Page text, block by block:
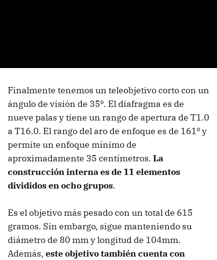
Finalmente tenemos un teleobjetivo corto con un
ángulo de visión de 35º. El diafragma es de
nueve palas y tiene un rango de apertura de T1.0
a T16.0. El rango del aro de enfoque es de 161º y
permite un enfoque mínimo de
aproximadamente 35 centímetros. La
construcción interna es de 11 elementos
divididos en ocho grupos.
Es el objetivo más pesado con un total de 615
gramos. Sin embargo, sigue manteniendo su
diámetro de 80 mm y longitud de 104mm.
Además, este objetivo también cuenta con